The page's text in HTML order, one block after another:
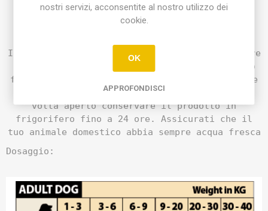
(3a700):135 Minerali (mg): 3b503(Mn:11),
3b103(Fe:22) , 3b405(Cu: 2,1), 3b603(Zn:29),
Istruzioni per l'uso: Per cani di età superiore
a un anno. Conservare il prodotto in un luogo
fresco e asciutto, al riparo dalla luce solare
diretta. Servire a temperatura ambiente. Una
volta aperto conservare il prodotto in
frigorifero fino a 24 ore. Assicurati che il
tuo animale domestico abbia sempre acqua fresca
Dosaggio:
nostri servizi, acconsentite al nostro utilizzo dei
cookie.
OK
APPROFONDISCI